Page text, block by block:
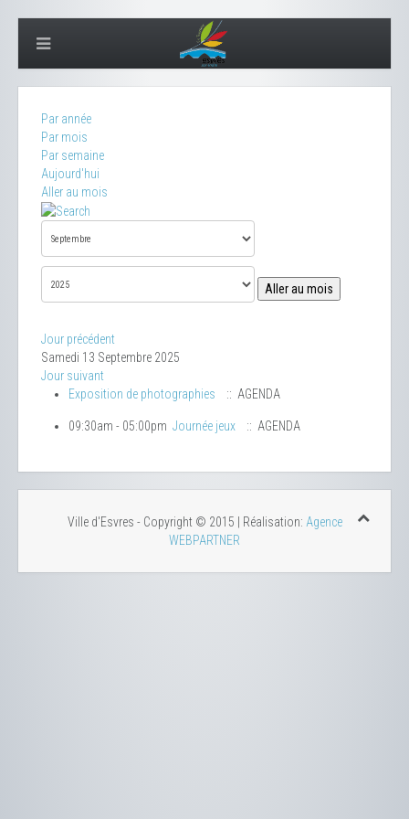
Par année
Par mois
Par semaine
Aujourd'hui
Aller au mois
Aller au mois
Jour précédent
Samedi 13 Septembre 2025
Jour suivant
Exposition de photographies
:: AGENDA
09:30am - 05:00pm Journée jeux :: AGENDA
Ville d'Esvres - Copyright © 2015 | Réalisation: Agence
WEBPARTNER